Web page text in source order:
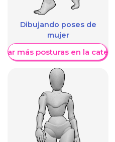
Dibujando poses de
mujer
más posturas en la